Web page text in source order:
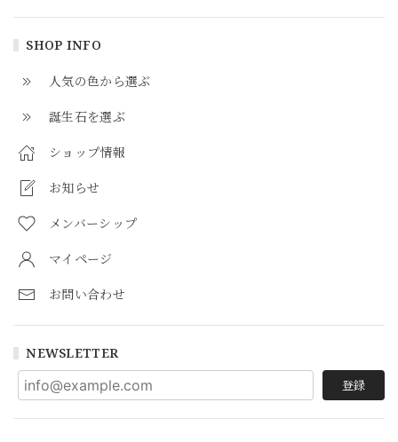
SHOP INFO
人気の色から選ぶ
誕生石を選ぶ
ショップ情報
お知らせ
メンバーシップ
マイページ
お問い合わせ
NEWSLETTER
登録